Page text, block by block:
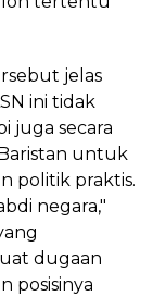
jelas
ini tidak
juga secara
untuk
politik praktis.
negara,"
dugaan
posisinya